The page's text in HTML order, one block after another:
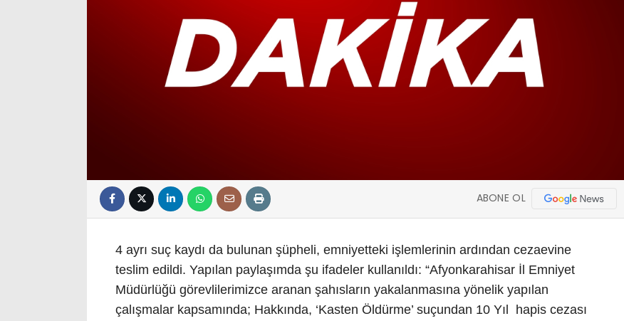
ABONE OL
4 ayrı suç kaydı da bulunan şüpheli, emniyetteki işlemlerinin ardından cezaevine
teslim edildi. Yapılan paylaşımda şu ifadeler kullanıldı: “Afyonkarahisar İl Emniyet
Müdürlüğü görevlilerimizce aranan şahısların yakalanmasına yönelik yapılan
çalışmalar kapsamında; Hakkında, ‘Kasten Öldürme’ suçundan 10 Yıl hapis cezası